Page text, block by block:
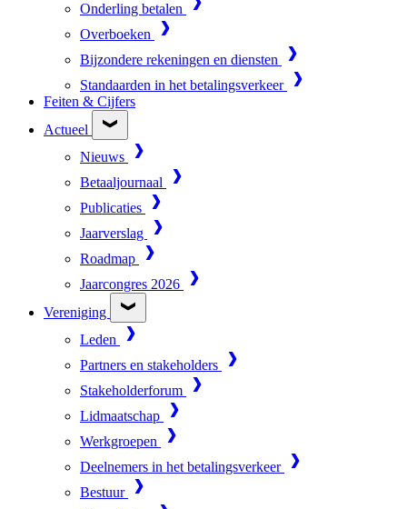
Onderling betalen
Overboeken
Bijzondere rekeningen en diensten
Standaarden in het betalingsverkeer
Feiten & Cijfers
Actueel
Nieuws
Betaaljournaal
Publicaties
Jaarverslag
Roadmap
Jaarcongres 2026
Vereniging
Leden
Partners en stakeholders
Stakeholderforum
Lidmaatschap
Werkgroepen
Deelnemers in het betalingsverkeer
Bestuur